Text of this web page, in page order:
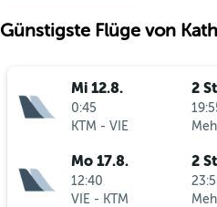
Günstigste Flüge von
Mi 12.8.
0:45
KTM - VIE
2
Mo 17.8.
12:40
VIE - KTM
2